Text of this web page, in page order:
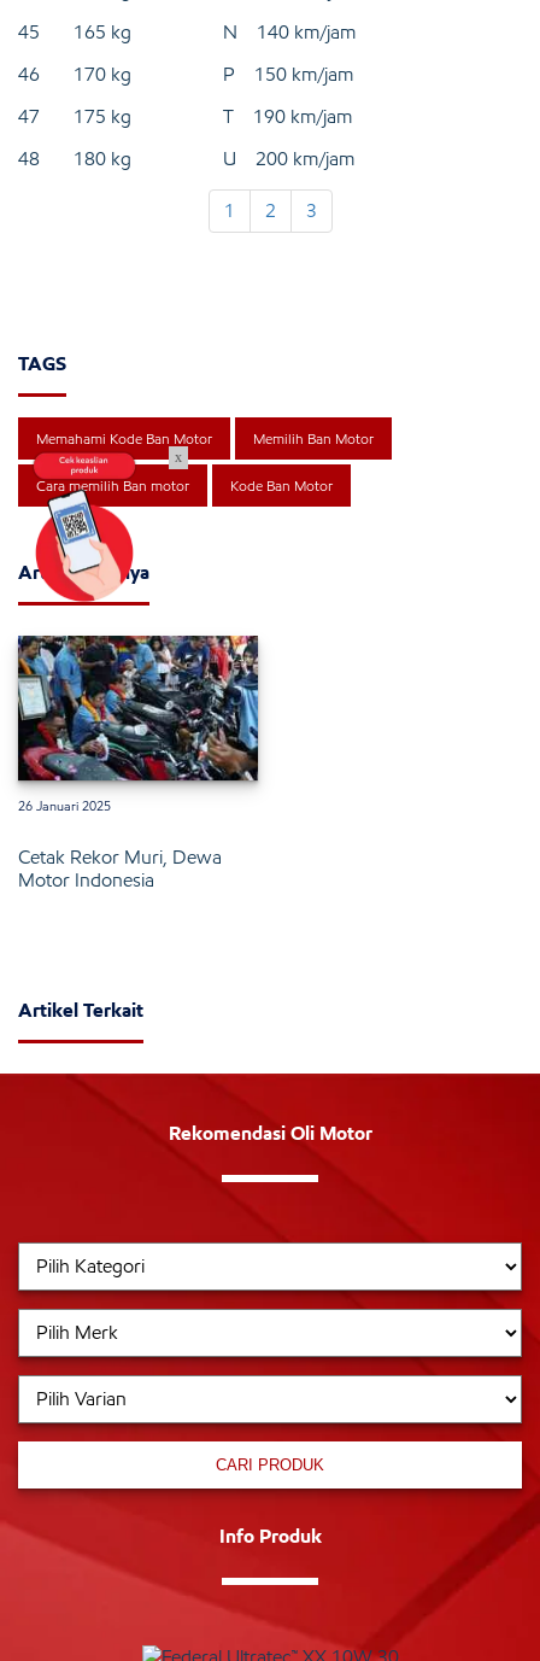
45 165 kg N 140 km/jam
46 170 kg P 150 km/jam
47 175 kg T 190 km/jam
48 180 kg U 200 km/jam
1 2 3
TAGS
Memahami Kode Ban Motor Memilih Ban Motor
Cara memilih Ban motor Kode Ban Motor
Artikel Lainnya
26 Januari 2025
Cetak Rekor Muri, Dewa
Motor Indonesia
Artikel Terkait
Rekomendasi Oli Motor
CARI PRODUK
Info Produk
x